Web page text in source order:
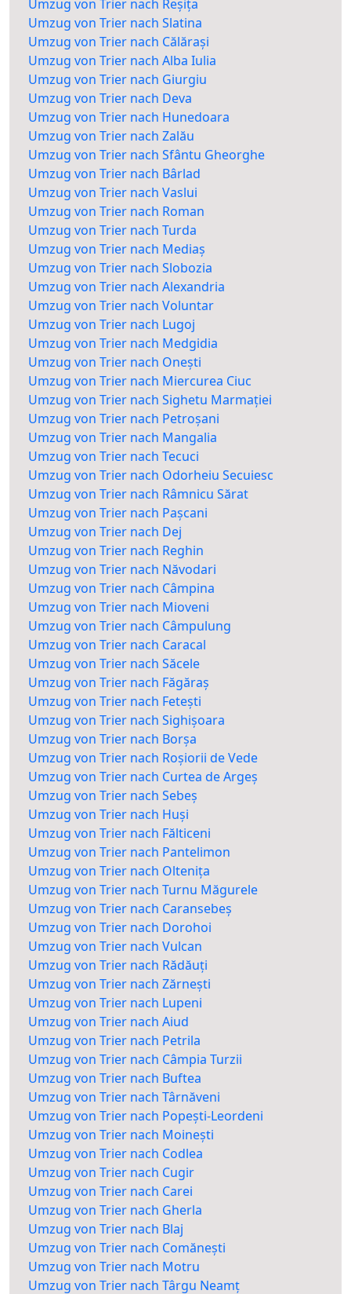
Umzug von Trier nach Reșița
Umzug von Trier nach Slatina
Umzug von Trier nach Călărași
Umzug von Trier nach Alba Iulia
Umzug von Trier nach Giurgiu
Umzug von Trier nach Deva
Umzug von Trier nach Hunedoara
Umzug von Trier nach Zalău
Umzug von Trier nach Sfântu Gheorghe
Umzug von Trier nach Bârlad
Umzug von Trier nach Vaslui
Umzug von Trier nach Roman
Umzug von Trier nach Turda
Umzug von Trier nach Mediaș
Umzug von Trier nach Slobozia
Umzug von Trier nach Alexandria
Umzug von Trier nach Voluntar
Umzug von Trier nach Lugoj
Umzug von Trier nach Medgidia
Umzug von Trier nach Onești
Umzug von Trier nach Miercurea Ciuc
Umzug von Trier nach Sighetu Marmației
Umzug von Trier nach Petroșani
Umzug von Trier nach Mangalia
Umzug von Trier nach Tecuci
Umzug von Trier nach Odorheiu Secuiesc
Umzug von Trier nach Râmnicu Sărat
Umzug von Trier nach Pașcani
Umzug von Trier nach Dej
Umzug von Trier nach Reghin
Umzug von Trier nach Năvodari
Umzug von Trier nach Câmpina
Umzug von Trier nach Mioveni
Umzug von Trier nach Câmpulung
Umzug von Trier nach Caracal
Umzug von Trier nach Săcele
Umzug von Trier nach Făgăraș
Umzug von Trier nach Fetești
Umzug von Trier nach Sighișoara
Umzug von Trier nach Borșa
Umzug von Trier nach Roșiorii de Vede
Umzug von Trier nach Curtea de Argeș
Umzug von Trier nach Sebeș
Umzug von Trier nach Huși
Umzug von Trier nach Fălticeni
Umzug von Trier nach Pantelimon
Umzug von Trier nach Oltenița
Umzug von Trier nach Turnu Măgurele
Umzug von Trier nach Caransebeș
Umzug von Trier nach Dorohoi
Umzug von Trier nach Vulcan
Umzug von Trier nach Rădăuți
Umzug von Trier nach Zărnești
Umzug von Trier nach Lupeni
Umzug von Trier nach Aiud
Umzug von Trier nach Petrila
Umzug von Trier nach Câmpia Turzii
Umzug von Trier nach Buftea
Umzug von Trier nach Târnăveni
Umzug von Trier nach Popești-Leordeni
Umzug von Trier nach Moinești
Umzug von Trier nach Codlea
Umzug von Trier nach Cugir
Umzug von Trier nach Carei
Umzug von Trier nach Gherla
Umzug von Trier nach Blaj
Umzug von Trier nach Comănești
Umzug von Trier nach Motru
Umzug von Trier nach Târgu Neamț